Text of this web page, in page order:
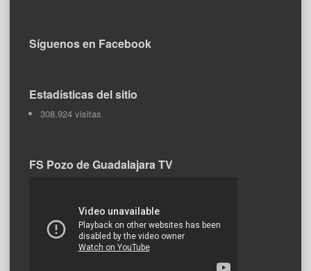
Síguenos en Facebook
Estadísticas del sitio
308.924 visitas
FS Pozo de Guadalajara TV